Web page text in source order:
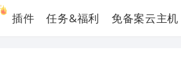
插件 任务&福利 免备案云主机